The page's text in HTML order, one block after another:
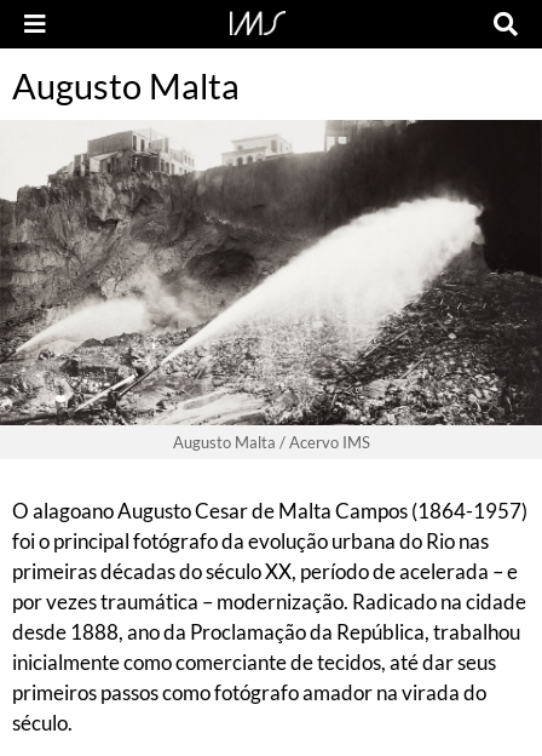
Augusto Malta
Augusto Malta / Acervo IMS
O alagoano Augusto Cesar de Malta Campos (1864-1957)
foi o principal fotógrafo da evolução urbana do Rio nas
primeiras décadas do século XX, período de acelerada – e
por vezes traumática – modernização. Radicado na cidade
desde 1888, ano da Proclamação da República, trabalhou
inicialmente como comerciante de tecidos, até dar seus
primeiros passos como fotógrafo amador na virada do
século.